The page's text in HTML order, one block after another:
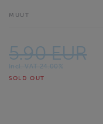
MUUT
5.90 EUR
Incl. VAT 24.00%
SOLD OUT